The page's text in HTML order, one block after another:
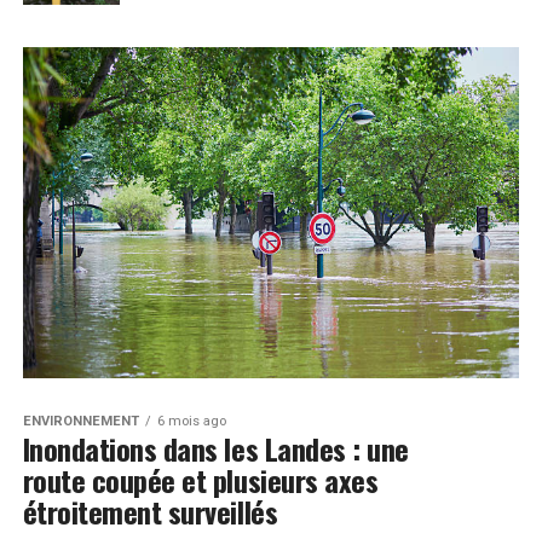
ENVIRONNEMENT 6 mois ago
Inondations dans les Landes : une
route coupée et plusieurs axes
étroitement surveillés